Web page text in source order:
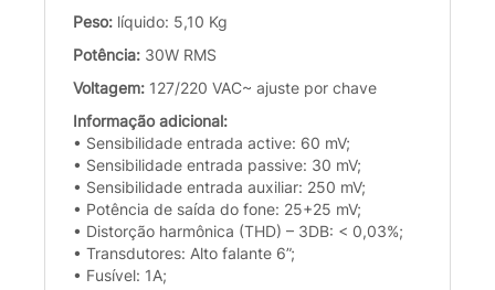
Peso: líquido: 5,10 Kg
Potência: 30W RMS
Voltagem: 127/220 VAC~ ajuste por chave
Informação adicional:
• Sensibilidade entrada active: 60 mV;
• Sensibilidade entrada passive: 30 mV;
• Sensibilidade entrada auxiliar: 250 mV;
• Potência de saída do fone: 25+25 mV;
• Distorção harmônica (THD) – 3DB: < 0,03%;
• Transdutores: Alto falante 6”;
• Fusível: 1A;